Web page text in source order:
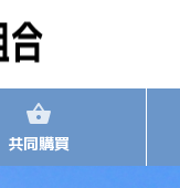
共同購買